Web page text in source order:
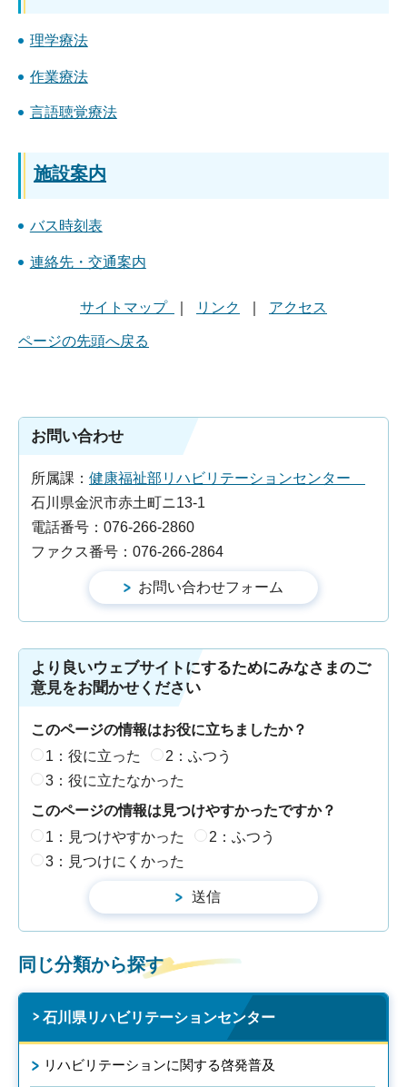
理学療法
作業療法
言語聴覚療法
施設案内
バス時刻表
連絡先・交通案内
サイトマップ リンク アクセス
ページの先頭へ戻る
お問い合わせ
所属課： 健康福祉部リハビリテーションセンター
石川県金沢市赤土町ニ13-1
電話番号：076-266-2860
ファクス番号：076-266-2864
より良いウェブサイトにするためにみなさまのご
意見をお聞かせください
このページの情報はお役に立ちましたか？
1：役に立った
2：ふつう
3：役に立たなかった
このページの情報は見つけやすかったですか？
1：見つけやすかった
2：ふつう
3：見つけにくかった
同じ分類から探す
石川県リハビリテーションセンター
リハビリテーションに関する啓発普及